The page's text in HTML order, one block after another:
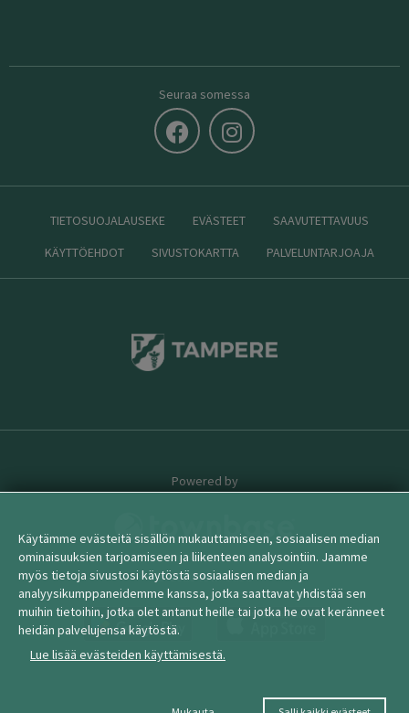
Seuraa somessa
TIETOSUOJALAUSEKE EVÄSTEET
SAAVUTETTAVUUS
KÄYTTÖEHDOT
SIVUSTOKARTTA PALVELUNTARJOAJA
Powered by
© 2026 townbase
Käytämme evästeitä sisällön mukauttamiseen, sosiaalisen median
ominaisuuksien tarjoamiseen ja liikenteen analysointiin. Jaamme
myös tietoja sivustosi käytöstä sosiaalisen median ja
analyysikumppaneidemme kanssa, jotka saattavat yhdistää sen
muihin tietoihin, jotka olet antanut heille tai jotka he ovat keränneet
heidän palvelujensa käytöstä.
Lue lisää evästeiden käyttämisestä.